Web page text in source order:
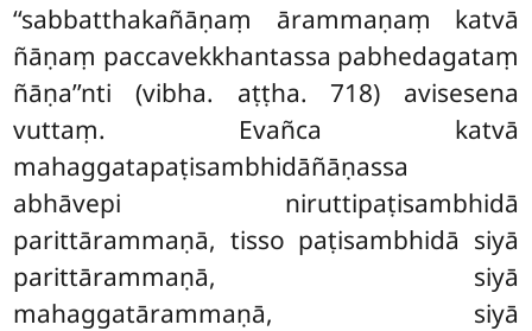
‘‘sabbatthakañāṇaṃ ārammaṇaṃ katvā
ñāṇaṃ paccavekkhantassa pabhedagataṃ
ñāṇa’’nti (vibha. aṭṭha. 718) avisesena
vuttaṃ. Evañca katvā
mahaggatapaṭisambhidāñāṇassa
abhāvepi niruttipaṭisambhidā
parittārammaṇā, tisso paṭisambhidā siyā
parittārammaṇā, siyā
mahaggatārammaṇā, siyā